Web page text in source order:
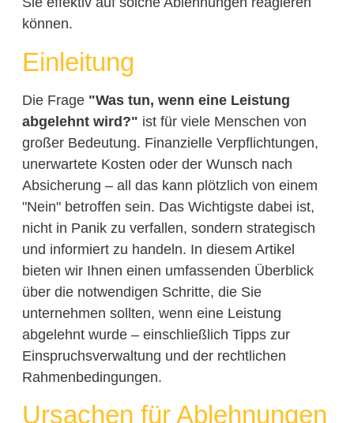
können.
Einleitung
Die Frage "Was tun, wenn eine Leistung
abgelehnt wird?" ist für viele Menschen von
großer Bedeutung. Finanzielle Verpflichtungen,
unerwartete Kosten oder der Wunsch nach
Absicherung – all das kann plötzlich von einem
"Nein" betroffen sein. Das Wichtigste dabei ist,
nicht in Panik zu verfallen, sondern strategisch
und informiert zu handeln. In diesem Artikel
bieten wir Ihnen einen umfassenden Überblick
über die notwendigen Schritte, die Sie
unternehmen sollten, wenn eine Leistung
abgelehnt wurde – einschließlich Tipps zur
Einspruchsverwaltung und der rechtlichen
Rahmenbedingungen.
Ursachen für Ablehnungen